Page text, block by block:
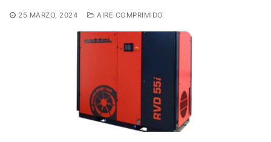
25 MARZO, 2024 AIRE COMPRIMIDO